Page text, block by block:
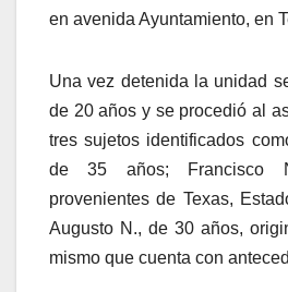
en avenida Ayuntamiento, en
Una vez detenida la unidad
de 20 años y se procedió al
tres sujetos identificados
de 35 años; Francisco
provenientes de Texas,
Augusto N., de 30 años,
mismo que cuenta con